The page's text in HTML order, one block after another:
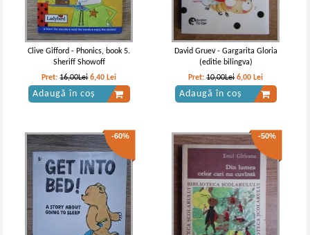
Clive Gifford - Phonics, book 5.
Sheriff Showoff
Pret:16,00Lei 6,40 Lei
Adaugă în coș
David Gruev - Gargarita Gloria
(editie bilingva)
Pret:10,00Lei 6,00 Lei
Adaugă în coș
-60% -50%